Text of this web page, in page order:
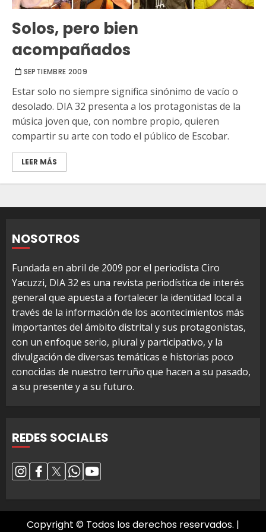
Solos, pero bien
acompañados
SEPTIEMBRE 2009
Estar solo no siempre significa sinónimo de vacío o
desolado. DIA 32 presenta a los protagonistas de la
música joven que, con nombre propio, quieren
compartir su arte con todo el público de Escobar.
LEER MÁS
NOSOTROS
Fundada en abril de 2009 por el periodista Ciro
Yacuzzi, DIA 32 es una revista periodística de interés
general que apuesta a fortalecer la identidad local a
través de la información de los acontecimientos más
importantes del ámbito distrital y sus protagonistas,
con un enfoque serio, plural y participativo, y la
divulgación de diversas temáticas e historias poco
conocidas de nuestro terruño que hacen a su pasado,
a su presente y a su futuro.
REDES SOCIALES
Copyright © Todos los derechos reservados. |